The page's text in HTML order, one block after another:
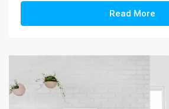
Read More